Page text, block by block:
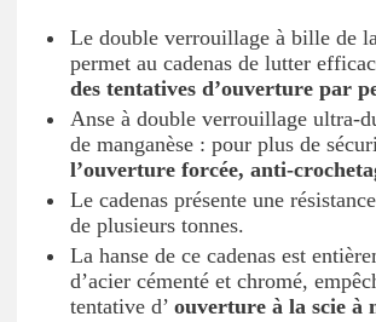
Le double verrouillage à bille de
permet au cadenas de lutter
des tentatives d’ouverture par
Anse à double verrouillage ultra-
de manganèse : pour plus de
l’ouverture forcée, anti-
Le cadenas présente une
de plusieurs tonnes.
La hanse de ce cadenas est
d’acier cémenté et chromé,
tentative d’ ouverture à la scie à